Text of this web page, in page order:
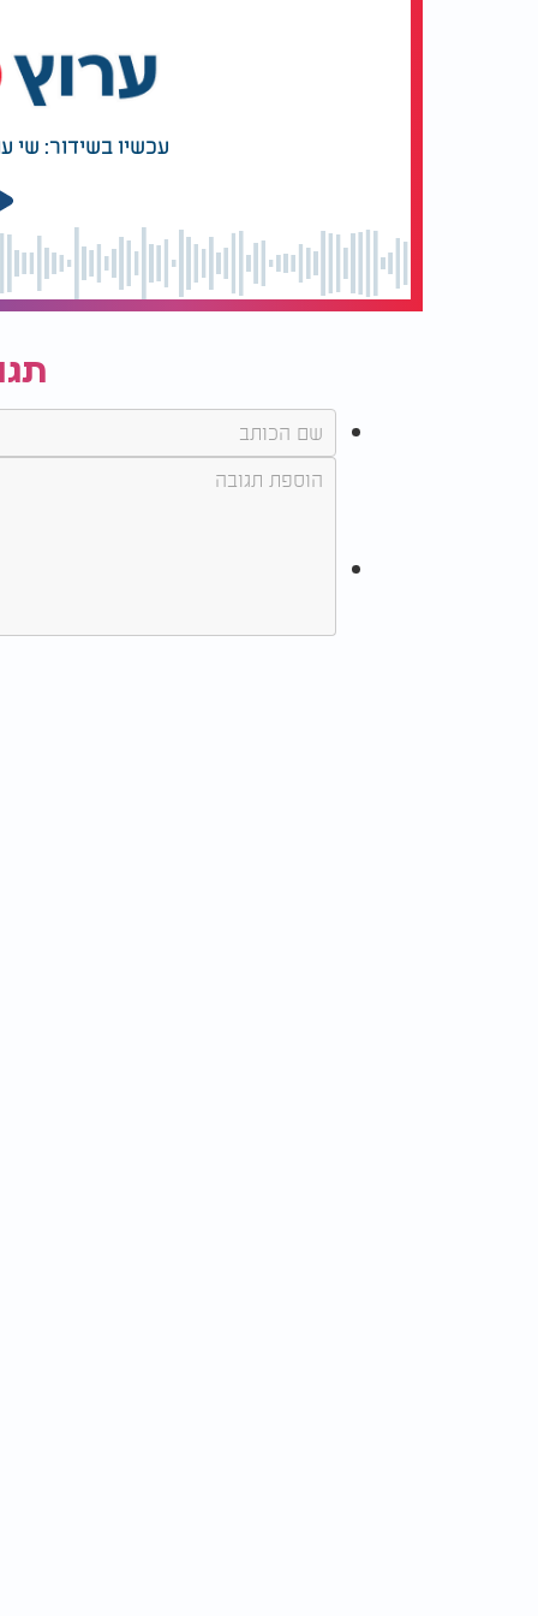
מיקס: מורדכי עמר, אבשלום דריקס, נעם עקרבי
מאסטר: נעם עקרבי
זמין כעת בכל פלטפורמות הסטרימינג
כל הזכויות שמורות ליוצרים.
עכשיו בשידור: שי